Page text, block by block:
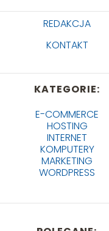
REDAKCJA
KONTAKT
KATEGORIE:
E-COMMERCE
HOSTING
INTERNET
KOMPUTERY
MARKETING
WORDPRESS